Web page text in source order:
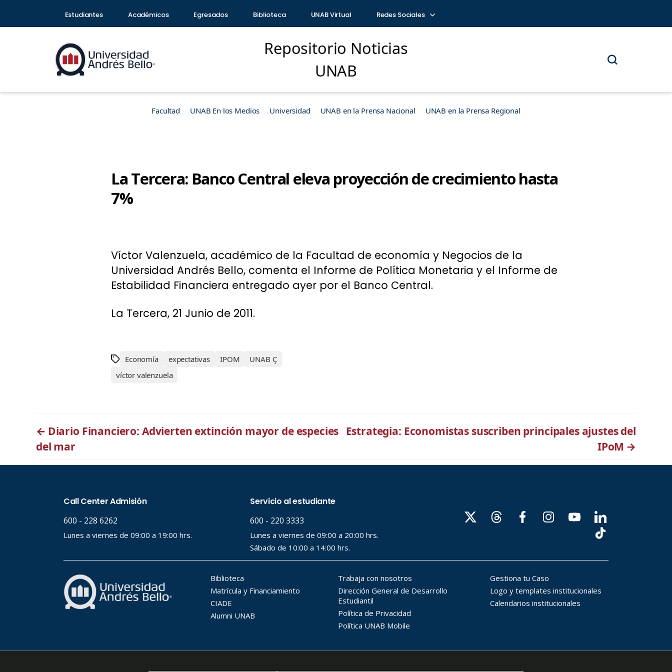
Estudiantes Académicos Egresados Biblioteca UNAB Virtual Redes Sociales
Repositorio Noticias
UNAB
Facultad UNAB En los Medios Universidad UNAB en la Prensa Nacional UNAB en la Prensa Regional
La Tercera: Banco Central eleva proyección de crecimiento hasta
7%
Víctor Valenzuela, académico de la Facultad de economía y Negocios de la
Universidad Andrés Bello, comenta el Informe de Política Monetaria y el Informe de
Estabilidad Financiera entregado ayer por el Banco Central.
La Tercera, 21 Junio de 2011.
Economía expectativas IPOM
UNAB Ç
víctor valenzuela
← Diario Financiero: Advierten extinción mayor de especies
del mar
Estrategia: Economistas suscriben principales ajustes del
IPoM →